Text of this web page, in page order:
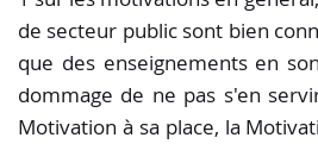
de secteur public sont bien
que des enseignements en
dommage de ne pas s'en
Motivation à sa place, la